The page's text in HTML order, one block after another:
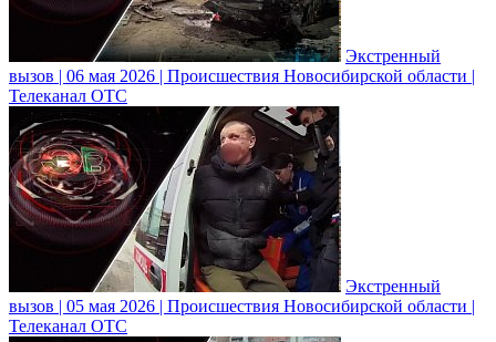
Экстренный
вызов | 06 мая 2026 | Происшествия Новосибирской области |
Телеканал ОТС
Экстренный
вызов | 05 мая 2026 | Происшествия Новосибирской области |
Телеканал ОТС